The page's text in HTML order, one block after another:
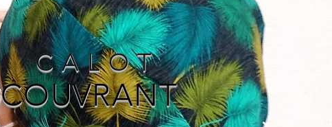
CALOT
COUVRANT